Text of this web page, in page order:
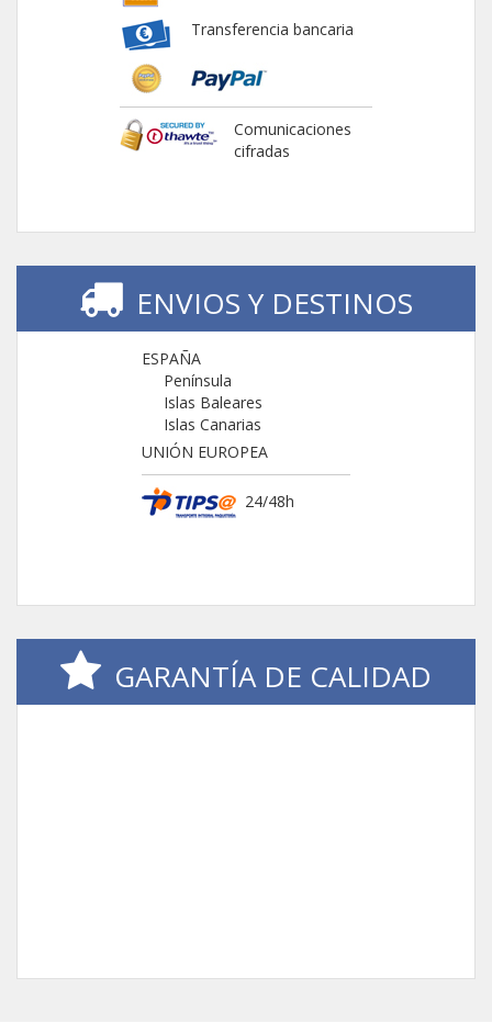
Transferencia bancaria
Comunicaciones
cifradas
ENVIOS Y DESTINOS
ESPAÑA
Península
Islas Baleares
Islas Canarias
UNIÓN EUROPEA
24/48h
GARANTÍA DE CALIDAD